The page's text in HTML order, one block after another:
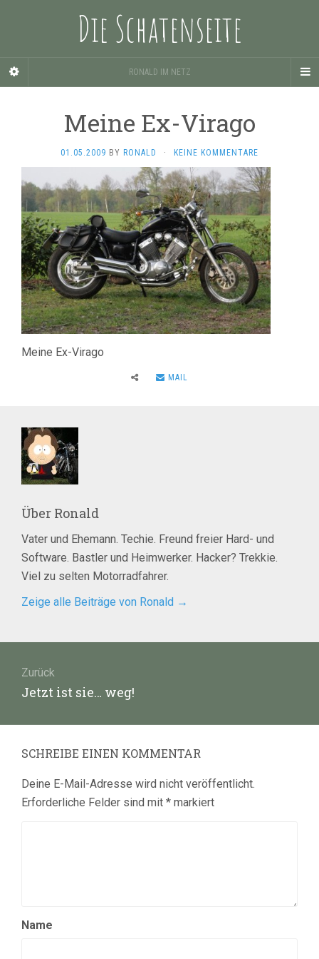
Die Schatenseite
RONALD IM NETZ
Meine Ex-Virago
01.05.2009 BY RONALD · KEINE KOMMENTARE
Meine Ex-Virago
MAIL
Über Ronald
Vater und Ehemann. Techie. Freund freier Hard- und
Software. Bastler und Heimwerker. Hacker? Trekkie.
Viel zu selten Motorradfahrer.
Zeige alle Beiträge von Ronald →
Zurück
Vorheriger
Jetzt ist sie… weg!
SCHREIBE EINEN KOMMENTAR
Deine E-Mail-Adresse wird nicht veröffentlicht.
Erforderliche Felder sind mit * markiert
Name